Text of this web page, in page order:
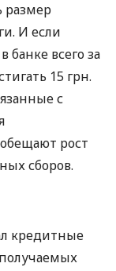
размер
И если
всего за
15 грн.
с
рост
сборов.
кредитные